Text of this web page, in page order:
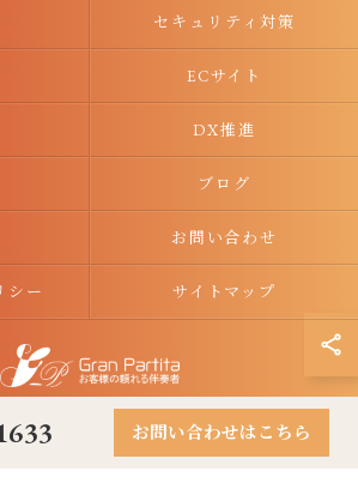
お問い合わせはこちら
セキュリティ対策
ECサイト
DX推進
ブログ
お問い合わせ
シー サイトマップ
ンサルタントなら合同会社グラン・パルティータ ALL
RIGHTS RESERVED.